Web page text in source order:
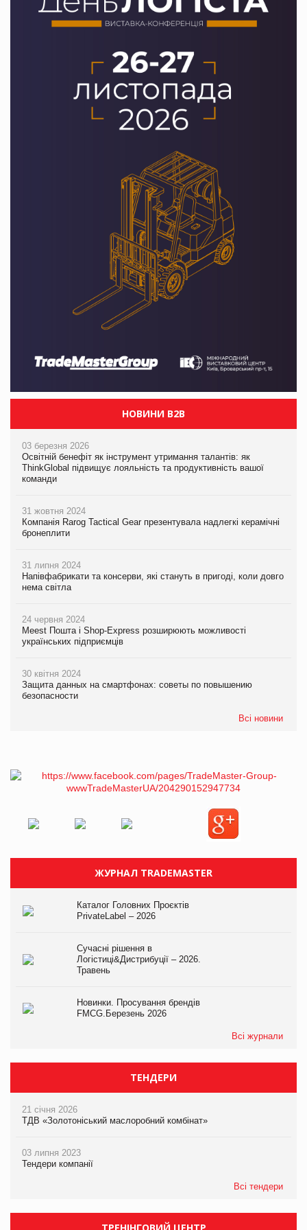
НОВИНИ B2B
03 березня 2026
Освітній бенефіт як інструмент утримання талантів: як
ThinkGlobal підвищує лояльність та продуктивність вашої
команди
31 жовтня 2024
Компанія Rarog Tactical Gear презентувала надлегкі керамічні
бронеплити
31 липня 2024
Напівфабрикати та консерви, які стануть в пригоді, коли довго
нема світла
24 червня 2024
Meest Пошта і Shop-Express розширюють можливості
українських підприємців
30 квітня 2024
Защита данных на смартфонах: советы по повышению
безопасности
Всі новини
ЖУРНАЛ TRADEMASTER
Каталог Головних Проєктів
PrivateLabel – 2026
Сучасні рішення в
Логістиці&Дистрибуції – 2026.
Травень
Новинки. Просування брендів
FMCG.Березень 2026
Всі журнали
ТЕНДЕРИ
21 січня 2026
ТДВ «Золотоніський маслоробний комбінат»
03 липня 2023
Тендери компанії
Всі тендери
ТРЕНІНГОВИЙ ЦЕНТР